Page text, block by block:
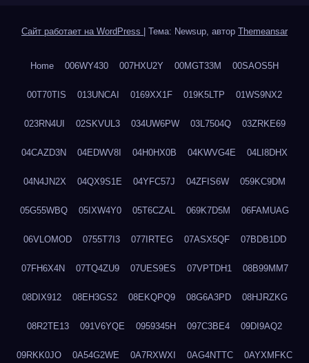
Сайт работает на WordPress Тема: Newsup, автор Themeansar
Home 006WY430 007HXU2Y 00MGT33M 00SAOS5H
00T70TIS 013UNCAI 0169XX1F 019K5LTP 01WS9NX2
023RN4UI 02SKVUL3 034UW6PW 03L7504Q 03ZRKE69
04CAZD3N 04EDWV8I 04H0HX0B 04KWVG4E 04LI8DHX
04N4JN2X 04QX9S1E 04YFC57J 04ZFIS6W 059KC9DM
05G55WBQ 05IXW4Y0 05T6CZAL 069K7D5M 06FAMUAG
06VLOMOD 0755T7I3 077IRTEG 07ASX5QF 07BDB1DD
07FH6X4N 07TQ4ZU9 07UES9ES 07VPTDH1 08B99MM7
08DIX912 08EH3GS2 08EKQPQ9 08G6A3PD 08HJRZKG
08R2TE13 091V6YQE 0959345H 097C3BE4 09DI9AQ2
09RKK0JO 0A54G2WE 0A7RXWXI 0AG4NTTC 0AYXMFKC